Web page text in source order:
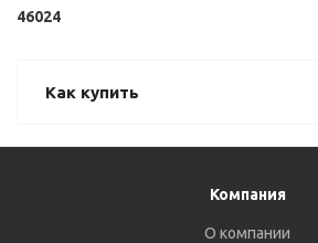
46024
Как купить
Компания
О компании